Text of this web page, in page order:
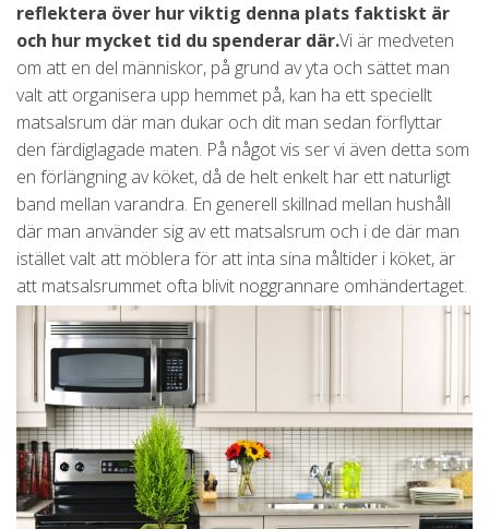
reflektera över hur viktig denna plats faktiskt är
och hur mycket tid du spenderar där.Vi är medveten
om att en del människor, på grund av yta och sättet man
valt att organisera upp hemmet på, kan ha ett speciellt
matsalsrum där man dukar och dit man sedan förflyttar
den färdiglagade maten. På något vis ser vi även detta som
en förlängning av köket, då de helt enkelt har ett naturligt
band mellan varandra. En generell skillnad mellan hushåll
där man använder sig av ett matsalsrum och i de där man
istället valt att möblera för att inta sina måltider i köket, är
att matsalsrummet ofta blivit noggrannare omhändertaget.